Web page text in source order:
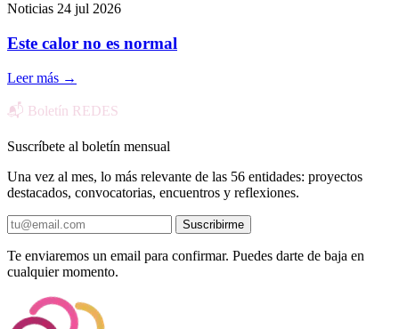
Noticias 24 jul 2026
Este calor no es normal
Leer más →
📬 Boletín REDES
Suscríbete al boletín mensual
Una vez al mes, lo más relevante de las 56 entidades: proyectos
destacados, convocatorias, encuentros y reflexiones.
Suscribirme
Te enviaremos un email para confirmar. Puedes darte de baja en
cualquier momento.